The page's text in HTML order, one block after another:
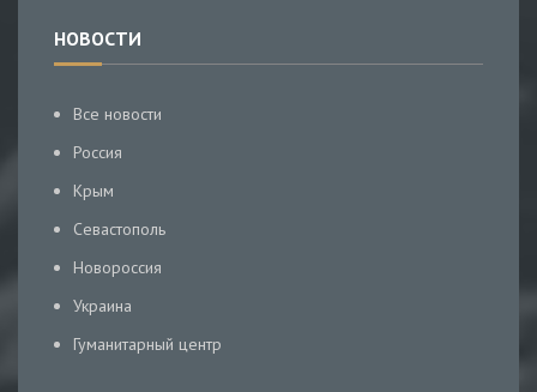
НОВОСТИ
Все новости
Россия
Крым
Севастополь
Новороссия
Украина
Гуманитарный центр